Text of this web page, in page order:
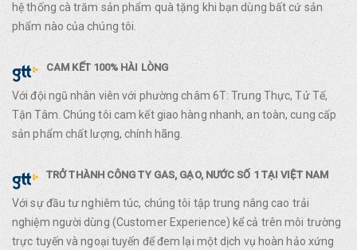
hệ thống cà trăm sản phẩm quà tặng khi bạn dùng bất cứ sản
phẩm nào của chúng tôi.
CAM KẾT 100% HÀI LÒNG
Với đội ngũ nhân viên với phường châm 6T: Trung Thực, Tử Tế,
Tận Tâm. Chúng tôi cam kết giao hàng nhanh, an toàn, cung cấp
sản phẩm chất lượng, chính hãng.
TRỞ THÀNH CÔNG TY GAS, GẠO, NƯỚC SỐ 1 TẠI VIỆT NAM
Với sự đầu tư nghiêm túc, chúng tôi tập trung nâng cao trải
nghiệm người dùng (Customer Experience) kể cả trên môi trường
trực tuyến và ngoại tuyến để đem lại một dịch vụ hoàn hảo xứng